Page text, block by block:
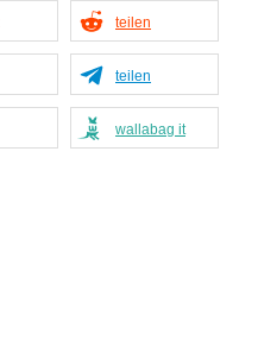
teilen
teilen
wallabag it